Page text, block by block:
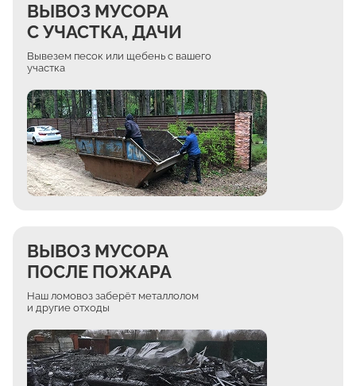
ВЫВОЗ МУСОРА
С УЧАСТКА, ДАЧИ
Вывезем песок или щебень с вашего
участка
ВЫВОЗ МУСОРА
ПОСЛЕ ПОЖАРА
Наш ломовоз заберёт металлолом
и другие отходы